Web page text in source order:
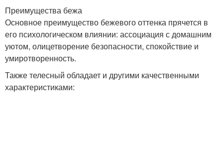
Преимущества бежа
Основное преимущество бежевого оттенка прячется в
его психологическом влиянии: ассоциация с домашним
уютом, олицетворение безопасности, спокойствие и
умиротворенность.
Также телесный обладает и другими качественными
характеристиками: